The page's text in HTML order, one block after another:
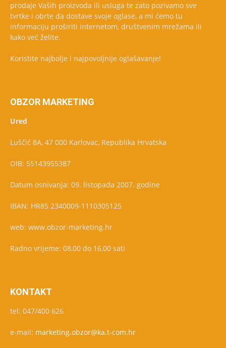
prodaje Vaših proizvoda ili usluga te zato pozivamo sve
tvrtke i obrte da dostave svoje oglase, a mi ćemo tu
informaciju proširiti internetom, društvenim mrežama ili
kako već želite.
Koristite najbolje i najpovoljnije oglašavanje!
OBZOR MARKETING
Ured
Luščić 8A, 47 000 Karlovac, Republika Hrvatska
OIB: 55143955387
Datum osnivanja: 09. listopada 2007. godine
IBAN: HR85 2340009-1110305125
web: www.obzor-marketing.hr
Radno vrijeme: 08,00 do 16,00 sati
KONTAKT
tel: 047/400 626
e-mail: marketing.obzor@ka.t-com.hr